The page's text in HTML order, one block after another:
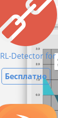
Detector for
Бесплатно